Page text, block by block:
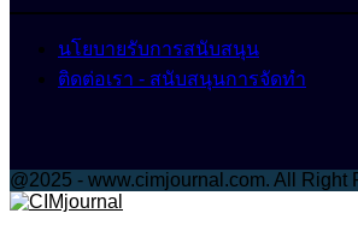
นโยบายรับการสนับสนุน
ติดต่อเรา - สนับสนุนการจัดทำ
@2025 - www.cimjournal.com. All Right